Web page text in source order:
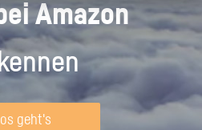
Amazon
geht's